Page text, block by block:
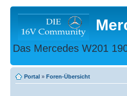
Das Mercedes W201
Portal » Foren-Übersicht